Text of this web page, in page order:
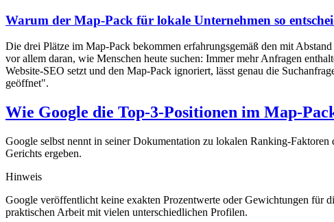
Warum der Map-Pack für lokale Unternehmen so
Die drei Plätze im Map-Pack bekommen erfahrungsgemäß den mit
vor allem daran, wie Menschen heute suchen: Immer mehr Anfragen
Website-SEO setzt und den Map-Pack ignoriert, lässt genau die
geöffnet".
Wie Google die Top-3-Positionen im Map-
Google selbst nennt in seiner Dokumentation zu lokalen Ranking-
Gerichts ergeben.
Hinweis
Google veröffentlicht keine exakten Prozentwerte oder Gewichtungen für
praktischen Arbeit mit vielen unterschiedlichen Profilen.